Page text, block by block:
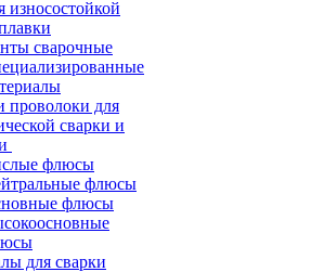
износостойкой
сварочные
для
сварки и
флюсы
флюсы
флюсы
для сварки